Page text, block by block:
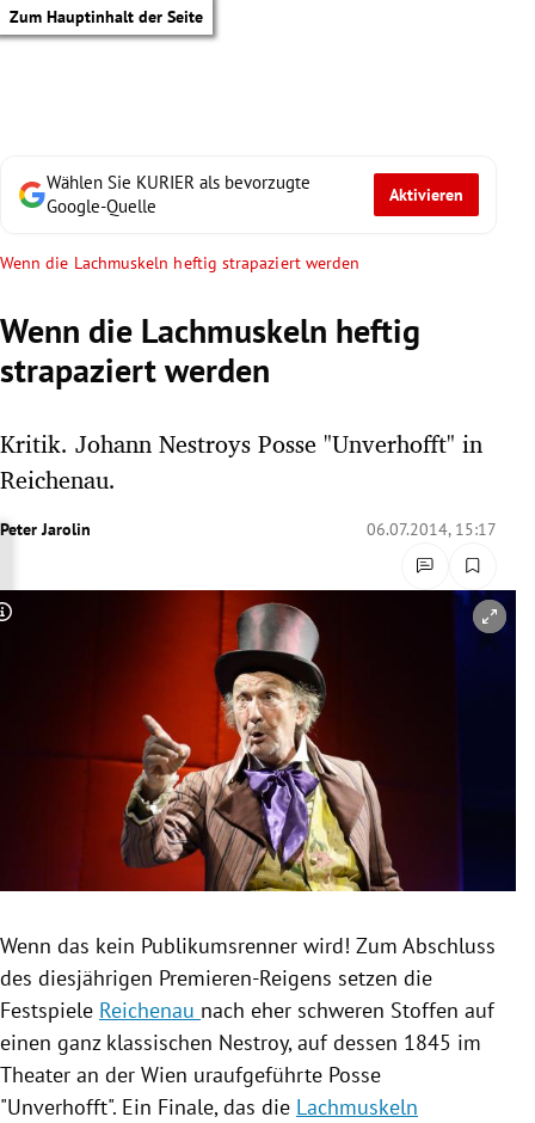
Zum Hauptinhalt der Seite
Untermenü
Untermenü
Untermenü
Untermenü
Wählen Sie KURIER als bevorzugte
Google-Quelle
Aktivieren
Wenn die Lachmuskeln heftig strapaziert werden
Wenn die Lachmuskeln heftig
strapaziert werden
Kritik. Johann Nestroys Posse "Unverhofft" in
Reichenau.
Peter Jarolin 06.07.2014, 15:17
Copyright-Hinweis öffnen/schließen
Wenn das kein Publikumsrenner wird! Zum Abschluss
des diesjährigen Premieren-Reigens setzen die
Festspiele Reichenau nach eher schweren Stoffen auf
einen ganz klassischen Nestroy, auf dessen 1845 im
Theater an der Wien uraufgeführte Posse
"Unverhofft". Ein Finale, das die Lachmuskeln